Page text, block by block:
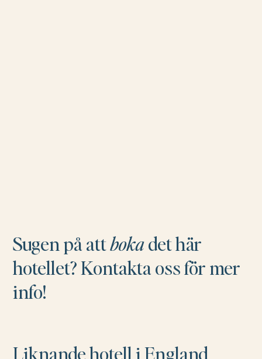
Sugen på attbokadet här
hotellet? Kontakta oss för mer
info!
Liknande hotell i England